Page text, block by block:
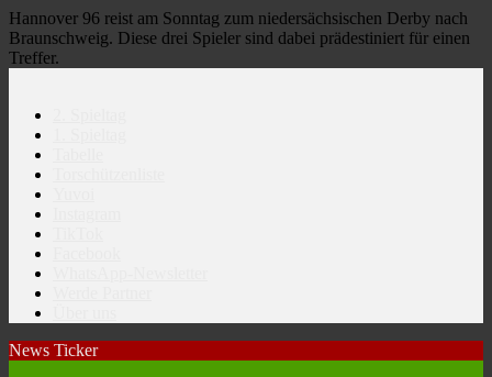
Hannover 96 reist am Sonntag zum niedersächsischen Derby nach
Braunschweig. Diese drei Spieler sind dabei prädestiniert für einen
Treffer.
News Ticker